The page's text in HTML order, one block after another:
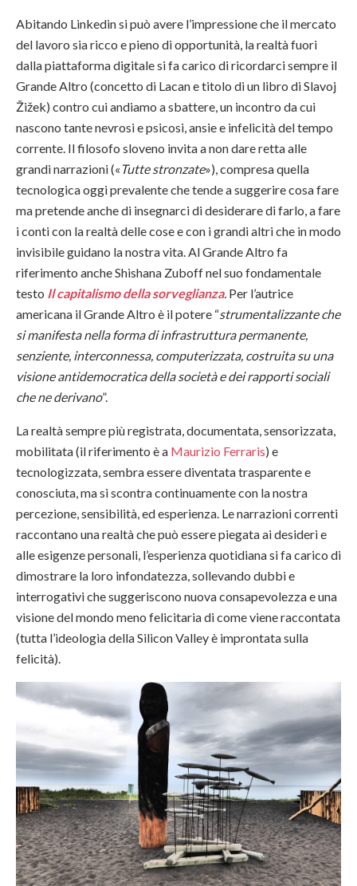
Abitando Linkedin si può avere l’impressione che il mercato
del lavoro sia ricco e pieno di opportunità, la realtà fuori
dalla piattaforma digitale si fa carico di ricordarci sempre il
Grande Altro (concetto di Lacan e titolo di un libro di Slavoj
Žižek) contro cui andiamo a sbattere, un incontro da cui
nascono tante nevrosi e psicosi, ansie e infelicità del tempo
corrente. Il filosofo sloveno invita a non dare retta alle
grandi narrazioni (« Tutte stronzate»), compresa quella
tecnologica oggi prevalente che tende a suggerire cosa fare
ma pretende anche di insegnarci di desiderare di farlo, a fare
i conti con la realtà delle cose e con i grandi altri che in modo
invisibile guidano la nostra vita. Al Grande Altro fa
riferimento anche Shishana Zuboff nel suo fondamentale
testo Il capitalismo della sorveglianza. Per l’autrice
americana il Grande Altro è il potere “strumentalizzante che
si manifesta nella forma di infrastruttura permanente,
senziente, interconnessa, computerizzata, costruita su una
visione antidemocratica della società e dei rapporti sociali
che ne derivano”.
La realtà sempre più registrata, documentata, sensorizzata,
mobilitata (il riferimento è a Maurizio Ferraris) e
tecnologizzata, sembra essere diventata trasparente e
conosciuta, ma si scontra continuamente con la nostra
percezione, sensibilità, ed esperienza. Le narrazioni correnti
raccontano una realtà che può essere piegata ai desideri e
alle esigenze personali, l’esperienza quotidiana si fa carico di
dimostrare la loro infondatezza, sollevando dubbi e
interrogativi che suggeriscono nuova consapevolezza e una
visione del mondo meno felicitaria di come viene raccontata
(tutta l’ideologia della Silicon Valley è improntata sulla
felicità).